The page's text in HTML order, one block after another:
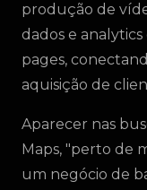
produção de
dados e
pages,
aquisição de
Aparecer nas
Maps, "perto de
um negócio de